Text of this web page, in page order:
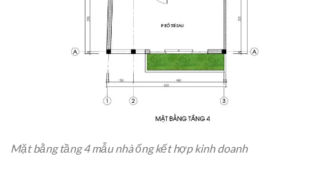
Mặt bằng tầng 4 mẫu nhà ống kết hợp kinh doanh